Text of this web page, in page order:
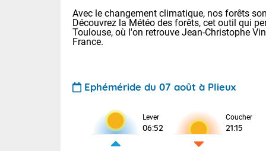
Avec le changement climatique, nos forêts
Découvrez la Météo des forêts, cet outil qui
Toulouse, où l'on retrouve Jean-Christophe
France.
Ephéméride du 07 août à Plieux
Lever
06:52
Coucher
21:15
Voici les
31 Lyon : 35
: 32 Nancy :